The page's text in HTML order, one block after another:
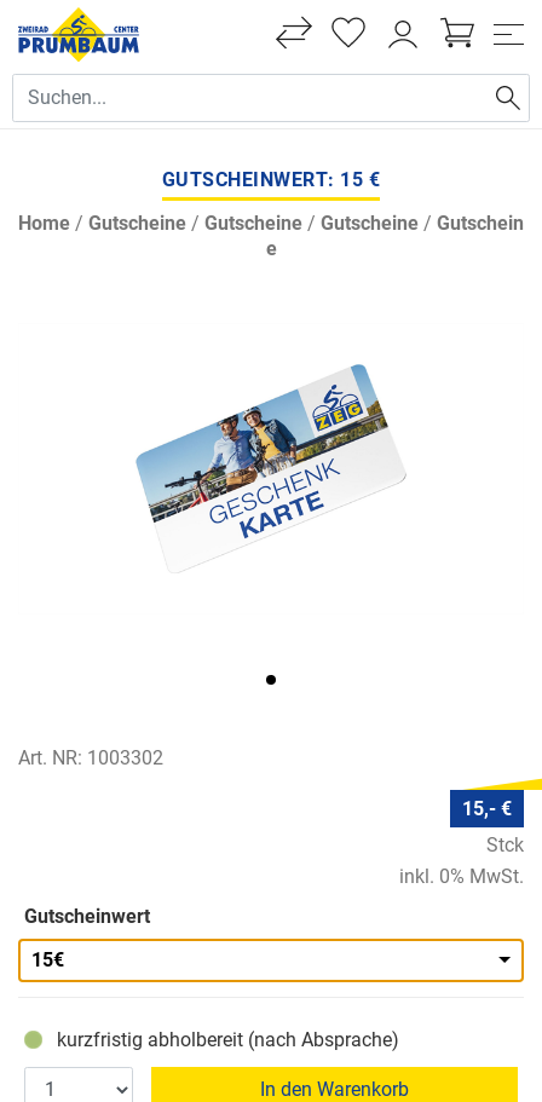
GUTSCHEINWERT: 15 €
Home / Gutscheine / Gutscheine / Gutscheine / Gutschein
e
Art. NR: 1003302
15,- €
Stck
inkl. 0% MwSt.
Gutscheinwert
15€
kurzfristig abholbereit (nach Absprache)
In den Warenkorb